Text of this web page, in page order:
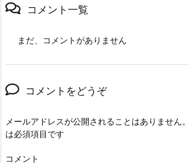
コメント一覧
まだ、コメントがありません
コメントをどうぞ
メールアドレスが公開されることはありません。
は必須項目です
コメント